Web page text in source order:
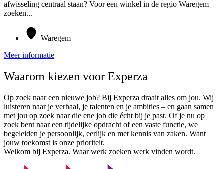
afwisseling centraal staan? Voor een winkel in de regio Waregem
zoeken...
Waregem
Meer informatie
Waarom kiezen voor Experza
Op zoek naar een nieuwe job? Bij Experza draait alles om jou. Wij
luisteren naar je verhaal, je talenten en je ambities – en gaan samen
met jou op zoek naar die ene job die écht bij je past. Of je nu op
zoek bent naar een tijdelijke opdracht of een vaste functie, we
begeleiden je persoonlijk, eerlijk en met kennis van zaken. Want
jouw toekomst is onze prioriteit.
Welkom bij Experza. Waar werk zoeken werk vinden wordt.